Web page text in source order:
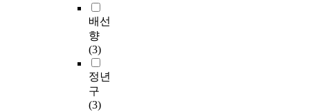
배선
향
(3)
정년
구
(3)